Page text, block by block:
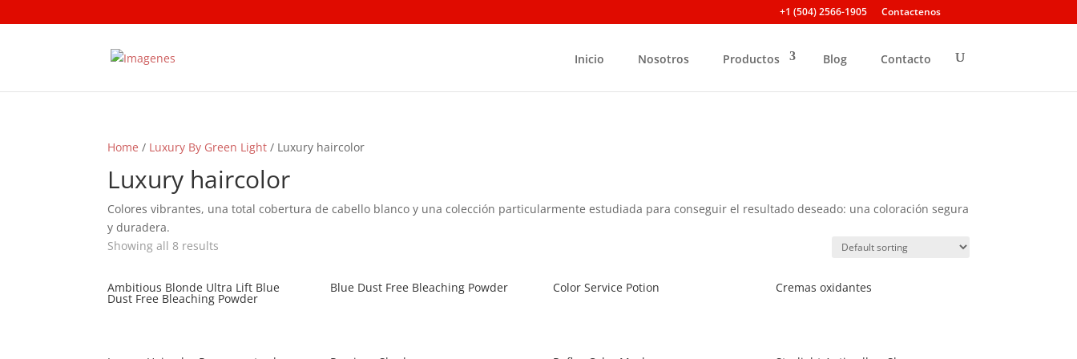
+1 (504) 2566-1905 Contactenos
Inicio Nosotros Productos Blog Contacto
Home / Luxury By Green Light / Luxury haircolor
Luxury haircolor
Colores vibrantes, una total cobertura de cabello blanco y una colección particularmente estudiada para conseguir el resultado deseado: una coloración segura
y duradera.
Showing all 8 results
Ambitious Blonde Ultra Lift Blue
Dust Free Bleaching Powder
Blue Dust Free Bleaching Powder Color Service Potion Cremas oxidantes